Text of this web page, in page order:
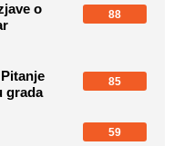
o
88
grada
85
59